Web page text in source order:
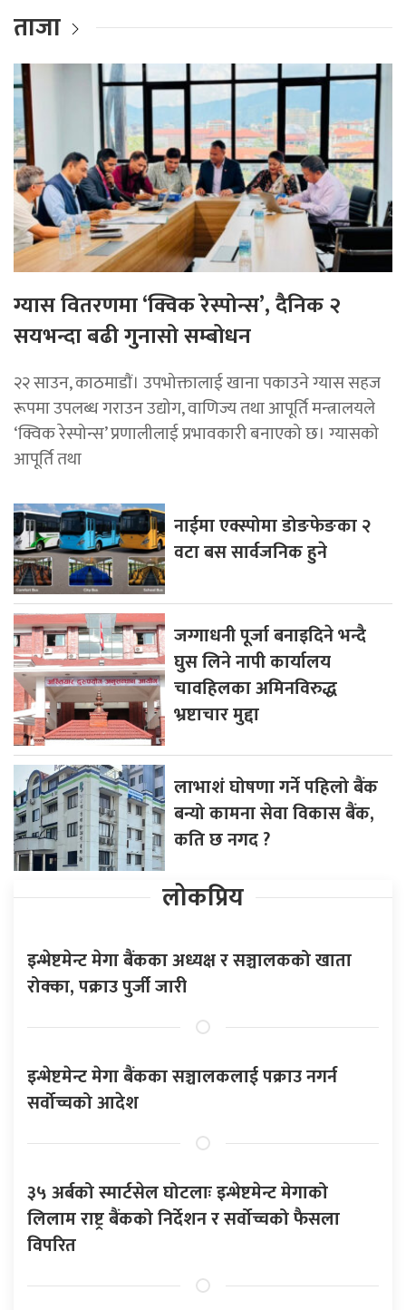
ताजा
ग्यास वितरणमा ‘क्विक रेस्पोन्स’, दैनिक २
सयभन्दा बढी गुनासो सम्बोधन
२२ साउन, काठमाडाैं। उपभोक्तालाई खाना पकाउने ग्यास सहज
रूपमा उपलब्ध गराउन उद्योग, वाणिज्य तथा आपूर्ति मन्त्रालयले
‘क्विक रेस्पोन्स’ प्रणालीलाई प्रभावकारी बनाएको छ। ग्यासको
आपूर्ति तथा
नाईमा एक्स्पोमा डोङफेङका २
वटा बस सार्वजनिक हुने
जग्गाधनी पूर्जा बनाइदिने भन्दै
घुस लिने नापी कार्यालय
चावहिलका अमिनविरुद्ध
भ्रष्टाचार मुद्दा
लाभाशं घोषणा गर्ने पहिलो बैंक
बन्यो कामना सेवा विकास बैंक,
कति छ नगद ?
लोकप्रिय
इन्भेष्टमेन्ट मेगा बैंकका अध्यक्ष र सञ्चालकको खाता
रोक्का, पक्राउ पुर्जी जारी
इन्भेष्टमेन्ट मेगा बैंकका सञ्चालकलाई पक्राउ नगर्न
सर्वोच्चको आदेश
३५ अर्बको स्मार्टसेल घोटलाः इन्भेष्टमेन्ट मेगाको
लिलाम राष्ट्र बैंकको निर्देशन र सर्वोच्चको फैसला
विपरित